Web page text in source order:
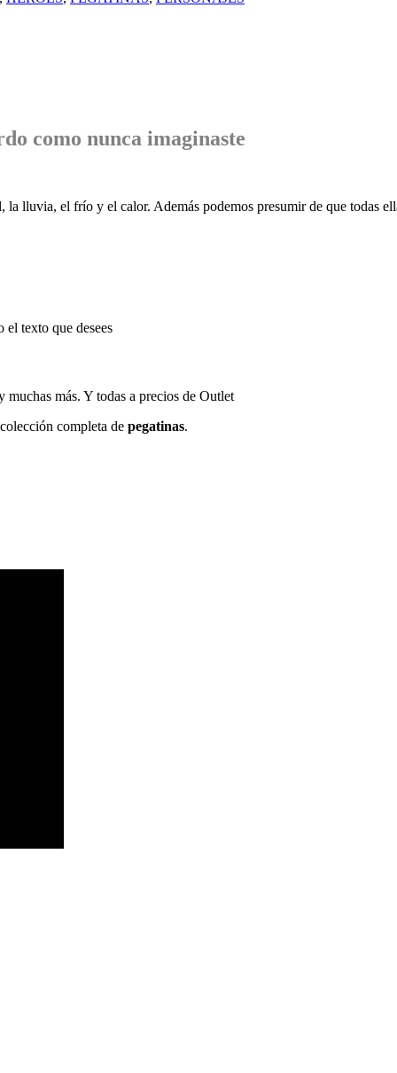
como nunca imaginaste
lluvia, el frío y el calor. Además podemos presumir de que todas
el texto que desees
muchas más. Y todas a precios de Outlet
completa de pegatinas.